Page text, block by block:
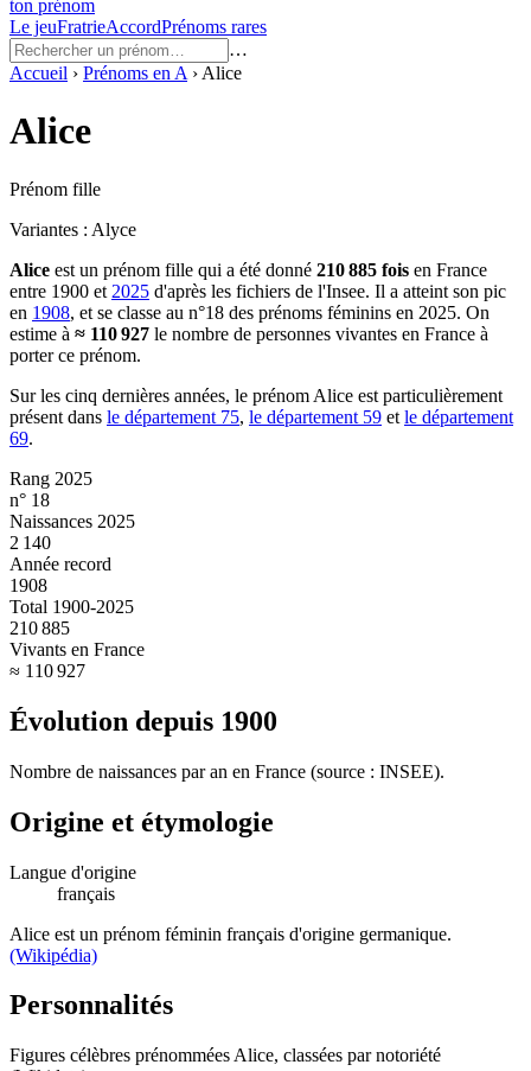
ton prénom
Le jeuFratrieAccordPrénoms rares
…
Accueil › Prénoms en A › Alice
Alice
Prénom fille
Variantes : Alyce
Alice est un prénom fille qui a été donné 210 885 fois en France
entre 1900 et 2025 d'après les fichiers de l'Insee. Il a atteint son pic
en 1908, et se classe au n°18 des prénoms féminins en 2025. On
estime à ≈ 110 927 le nombre de personnes vivantes en France à
porter ce prénom.
Sur les cinq dernières années, le prénom Alice est particulièrement
présent dans le département 75, le département 59 et le département
69.
Rang 2025
n° 18
Naissances 2025
2 140
Année record
1908
Total 1900-2025
210 885
Vivants en France
≈ 110 927
Évolution depuis 1900
Nombre de naissances par an en France (source : INSEE).
Origine et étymologie
Langue d'origine
français
Alice est un prénom féminin français d'origine germanique.
(Wikipédia)
Personnalités
Figures célèbres prénommées Alice, classées par notoriété